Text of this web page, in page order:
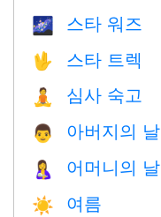
🌌 스타 워즈
🖖 스타 트렉
🧘 심사 숙고
👨 아버지의 날
🤱 어머니의 날
☀️ 여름